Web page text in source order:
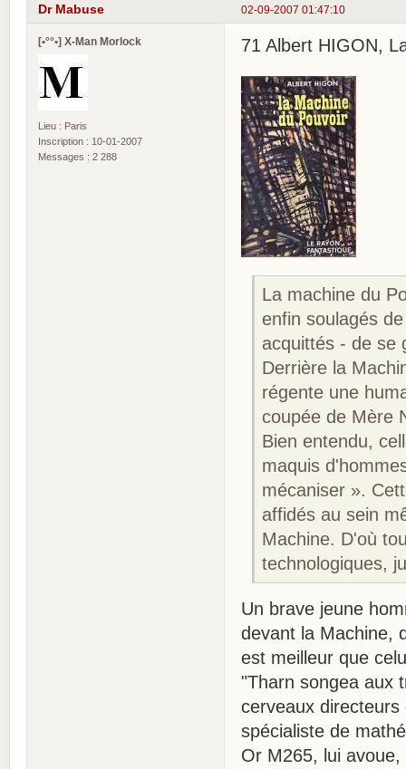
02-09-2007 01:47:10
Dr Mabuse
[•°°•] X-Man Morlock
Lieu : Paris
Inscription : 10-01-2007
Messages : 2 288
71 Albert HIGON,
La machine du
enfin soulagés
acquittés - de se
Derrière la
régente une
coupée de Mère
Bien entendu,
maquis
mécaniser ».
affidés au sein
Machine. D'où
technologiques,
Un brave jeune
devant la Machine,
est meilleur que
"Tharn songea aux
cerveaux
spécialiste de
Or M265, lui